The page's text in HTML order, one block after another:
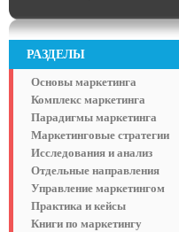
РАЗДЕЛЫ
Основы маркетинга
Комплекс маркетинга
Парадигмы маркетинга
Маркетинговые стратегии
Исследования и анализ
Отдельные направления
Управление маркетингом
Практика и кейсы
Книги по маркетингу